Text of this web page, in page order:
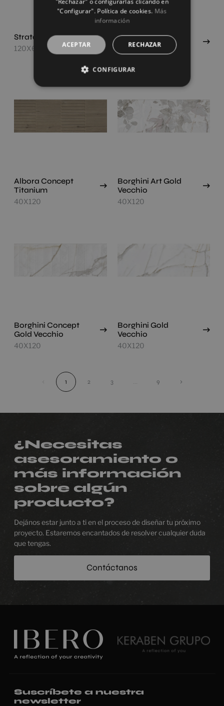
Strata Concept Light
120X60
Albora Concept
Roble
40X120
Albora Concept
Titanium
40X120
Borghini Art Gold
Vecchio
40X120
Borghini Concept
Gold Vecchio
40X120
Borghini Gold
Vecchio
40X120
1 2 3 9 ›
¿Necesitas
asesoramiento o
más información
sobre algún
producto?
Dejános estar junto a ti en el proceso de diseñar tu próximo
proyecto. Estaremos encantados de resolver cualquier duda
que tengas.
Contáctanos
Suscríbete a nuestra
newsletter
"Configurar". Política de cookies. Más
información
ACEPTAR RECHAZAR
CONFIGURAR